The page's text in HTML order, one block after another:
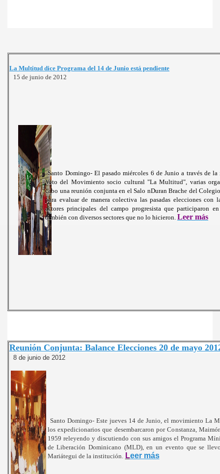
La Multitud dice Programa del 14 de Junio está pendiente
15 de junio de 2012
Santo Domingo- El pasado miércoles 6 de Junio a través de
Voto del Movimiento socio cultural "La Multitud", varias
cabo una reunión conjunta en el Salo nDuran Brache del
para evaluar de manera colectiva las pasadas elecciones con
actores principales del campo progresista que participaron
también con diversos sectores que no lo hicieron. Leer más
Reunión Conjunta: Balance Elecciones 20 de mayo
8 de junio de 2012
Santo Domingo- Este jueves 14 de Junio, el movimiento La
los expedicionarios que desembarcaron por Constanza,
1959 releyendo y discutiendo con sus amigos el Programa
de Liberación Dominicano (MLD), en un evento que se
Mariátegui de la institución. Leer más